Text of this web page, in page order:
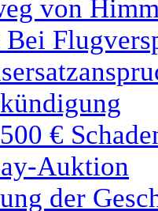
von
Bei
€
Auktion
der